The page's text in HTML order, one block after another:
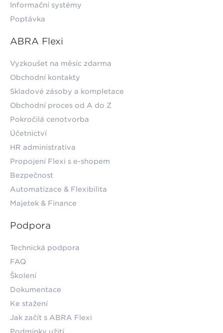
Informační systémy
Poptávka
ABRA Flexi
Vyzkoušet na měsíc zdarma
Obchodní kontakty
Skladové zásoby a kompletace
Obchodní proces od A do Z
Pokročilá cenotvorba
Účetnictví
HR administrativa
Propojení Flexi s e-shopem
Bezpečnost
Automatizace & Flexibilita
Majetek & Finance
Podpora
Technická podpora
FAQ
Školení
Dokumentace
Ke stažení
Jak začít s ABRA Flexi
Podmínky užití